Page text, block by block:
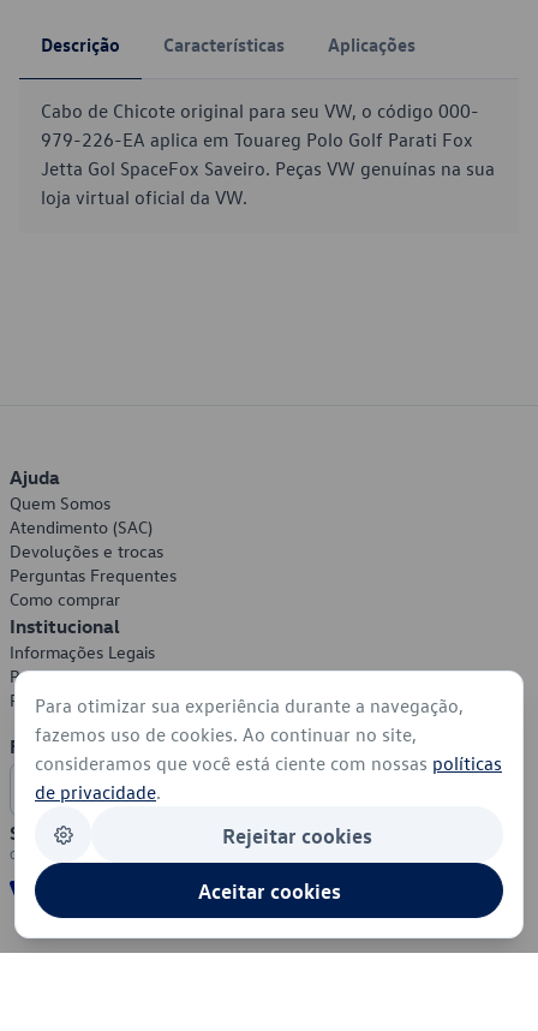
Descrição Características Aplicações
Cabo de Chicote original para seu VW, o código 000-
979-226-EA aplica em Touareg Polo Golf Parati Fox
Jetta Gol SpaceFox Saveiro. Peças VW genuínas na sua
loja virtual oficial da VW.
Ajuda
Quem Somos
Atendimento (SAC)
Devoluções e trocas
Perguntas Frequentes
Como comprar
Institucional
Informações Legais
Política de Privacidade
Política de Cookies
Formas de Pagamento
Segurança
Para otimizar sua experiência durante a navegação,
fazemos uso de cookies. Ao continuar no site,
consideramos que você está ciente com nossas políticas
de privacidade.
Rejeitar cookies
Aceitar cookies